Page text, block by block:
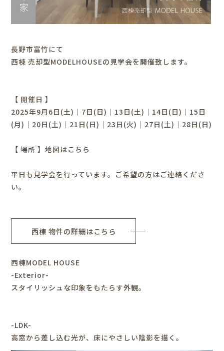
長野市富竹にて
西棟 売却型MODELHOUSEの見学会を開催致します。
【 開催日 】
2025年9月6日(土)｜7日(日)｜13日(土)｜14日(日)｜15日
(月)｜20日(土)｜21日(日)｜23日(火)｜27日(土)｜28日(日)
【 場所 】地図はこちら
平日も見学会を行っています。ご希望の方はご連絡くださ
い。
西棟 物件の詳細はこちら
西棟MODEL HOUSE
-Exterior-
スタイリッシュな印象をもたらす外観。
-LDK-
高窓から差し込む光が、床にやさしい陰影を描く。